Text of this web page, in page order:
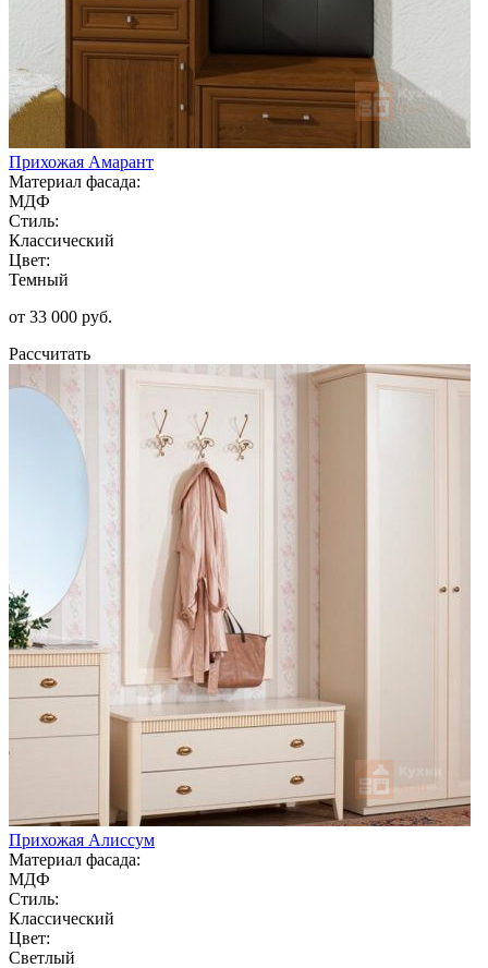
Прихожая Амарант
Материал фасада:
МДФ
Стиль:
Классический
Цвет:
Темный
от 33 000 руб.
Рассчитать
Прихожая Алиссум
Материал фасада:
МДФ
Стиль:
Классический
Цвет:
Светлый